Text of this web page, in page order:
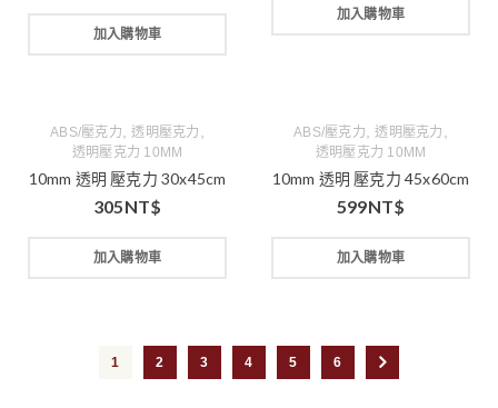
加入購物車
加入購物車
ABS/壓克力 ,透明壓克力
透明壓克力 10MM
10mm 透明 壓克力 30x45cm
305NT$
加入購物車
ABS/壓克力 ,透明壓克力
透明壓克力 10MM
10mm 透明 壓克力 45x60cm
599NT$
加入購物車
1 2 3 4 5 6